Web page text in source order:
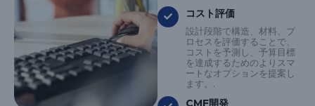
コスト評価
設計段階で構造、材料、プ
ロセスを評価することで、
コストを予測し、予算目標
を達成するためのよりスマ
ートなオプションを提案し
ます。.
CMF開発